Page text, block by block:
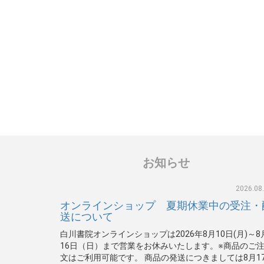
お知らせ
オンラインショップ 夏期休業中の受注・
送について
白川書院オンラインショップは2026年8月10日(月)～8
16日（日）まで営業をお休みいたします。※商品のご注
文はご利用可能です。 商品の発送につきましては8月